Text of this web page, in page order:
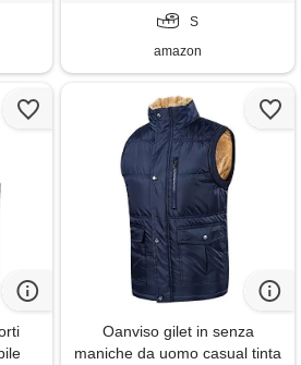
S
amazon
Oanviso gilet in senza
maniche da uomo casual tinta